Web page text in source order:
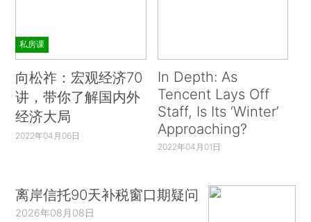
私房课
向松祚：宏观经济70
讲，带你了解国内外
经济大局
2022年04月06日
In Depth: As
Tencent Lays Off
Staff, Is Its ‘Winter’
Approaching?
2022年04月01日
离岸信托90天补税窗口期疑问
2026年08月08日